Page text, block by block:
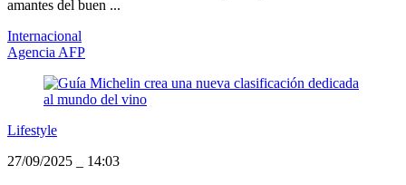
amantes del buen ...
Internacional
Agencia AFP
Lifestyle
27/09/2025
14:03